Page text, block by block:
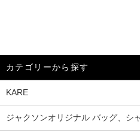
カテゴリーから探す
KARE
ジャクソンオリジナル バッグ、シ